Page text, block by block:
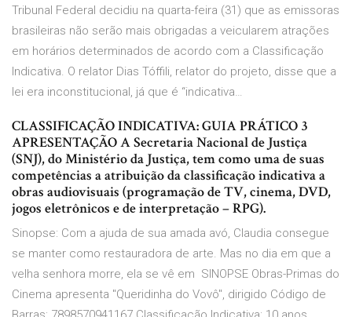
Tribunal Federal decidiu na quarta-feira (31) que as emissoras
brasileiras não serão mais obrigadas a veicularem atrações
em horários determinados de acordo com a Classificação
Indicativa. O relator Dias Tóffili, relator do projeto, disse que a
lei era inconstitucional, já que é “indicativa…
CLASSIFICAÇÃO INDICATIVA: GUIA PRÁTICO 3
APRESENTAÇÃO A Secretaria Nacional de Justiça
(SNJ), do Ministério da Justiça, tem como uma de suas
competências a atribuição da classificação indicativa a
obras audiovisuais (programação de TV, cinema, DVD,
jogos eletrônicos e de interpretação – RPG).
Sinopse: Com a ajuda de sua amada avó, Claudia consegue
se manter como restauradora de arte. Mas no dia em que a
velha senhora morre, ela se vê em SINOPSE Obras-Primas do
Cinema apresenta "Queridinha do Vovô", dirigido Código de